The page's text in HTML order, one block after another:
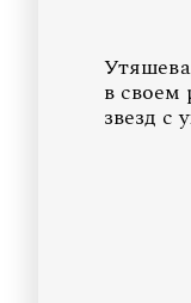
в своем
звезд с